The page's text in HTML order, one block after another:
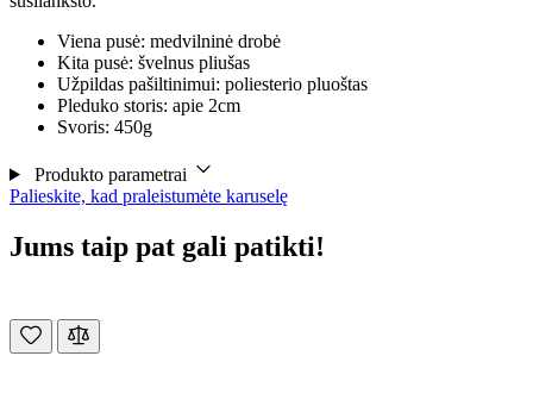
Viena pusė: medvilninė drobė
Kita pusė: švelnus pliušas
Užpildas pašiltinimui: poliesterio pluoštas
Pleduko storis: apie 2cm
Svoris: 450g
Produkto parametrai
Palieskite, kad praleistumėte karuselę
Jums taip pat gali patikti!